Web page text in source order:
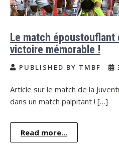
Le match époustouflant
victoire mémorable !
PUBLISHED BY TMBF
Article sur le match de la
dans un match palpitant ! […]
Read more...